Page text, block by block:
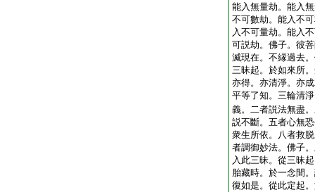
能入無量劫。能入
不可數劫。能入不
入不可量劫。能入
可説劫。佛子。彼
滅現在。不縁過去
三昧起。於如來所
亦得。亦清淨。亦
平等了知。三輪清
義。二者説法無盡
説不斷。五者心無
衆生所依。八者救
者調御妙法。佛子
入此三昧。從三昧
胎藏時。於一念間
復如是。從此定起